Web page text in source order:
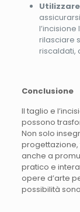
rilasciare
riscaldati,
Conclusione
Il taglio e
possono
Non solo
anche a
pratico e
opere d’arte
possibilità